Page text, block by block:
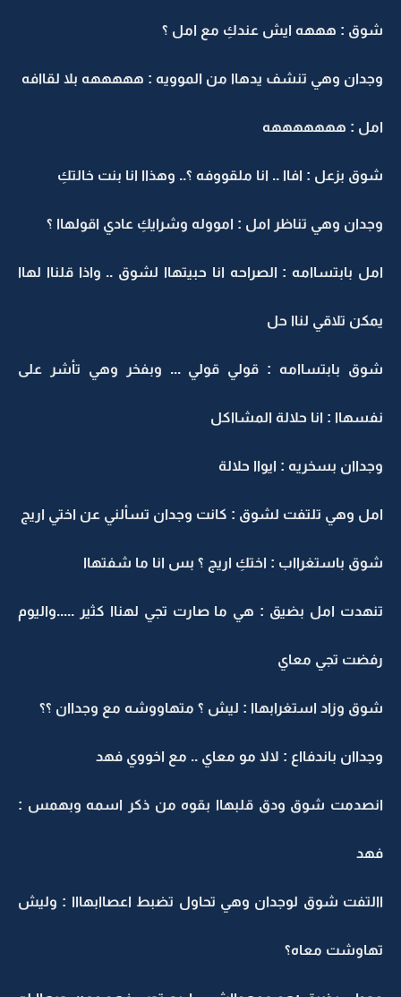
شوق : هههه ايش عندكِ مع امل ؟
وجدان وهي تنشف يدهاا من الموويه : هههههه بلا لقاافه
امل : هههههههه
شوق بزعل : افاا .. انا ملقووفه ؟.. وهذاا انا بنت خالتكِ
وجدان وهي تناظر امل : امووله وشرايكِ عادي اقولهاا ؟
امل بابتساامه : الصراحه انا حبيتهاا لشوق .. واذا قلناا لهاا
يمكن تلاقي لناا حل
شوق بابتساامه : قولي قولي ... وبفخر وهي تأشر على
نفسهاا : انا حلالة المشااكل
وجداان بسخريه : ايواا حلالة
امل وهي تلتفت لشوق : كانت وجدان تسألني عن اختي اريج
شوق باستغرااب : اختكِ اريج ؟ بس انا ما شفتهاا
تنهدت امل بضيق : هي ما صارت تجي لهناا كثير .....واليوم
رفضت تجي معاي
شوق وزاد استغرابهاا : ليش ؟ متهاووشه مع وجداان ؟؟
وجداان باندفااع : لالا مو معاي .. مع اخووي فهد
انصدمت شوق ودق قلبهاا بقوه من ذكر اسمه وبهمس :
فهد
االتفت شوق لوجدان وهي تحاول تضبط اعصاابهااا : وليش
تهاوشت معاه؟